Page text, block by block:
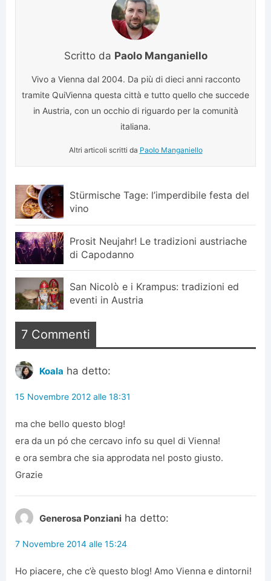
Scritto da Paolo Manganiello
Vivo a Vienna dal 2004. Da più di dieci anni racconto
tramite QuiVienna questa città e tutto quello che succede
in Austria, con un occhio di riguardo per la comunità
italiana.
Altri articoli scritti da Paolo Manganiello
Stürmische Tage: l’imperdibile festa del
vino
Prosit Neujahr! Le tradizioni austriache
di Capodanno
San Nicolò e i Krampus: tradizioni ed
eventi in Austria
7 Commenti
Koala ha detto:
15 Novembre 2012 alle 18:31
ma che bello questo blog!
era da un pó che cercavo info su quel di Vienna!
e ora sembra che sia approdata nel posto giusto.
Grazie
Generosa Ponziani ha detto:
7 Novembre 2014 alle 15:24
Ho piacere, che c’è questo blog! Amo Vienna e dintorni!